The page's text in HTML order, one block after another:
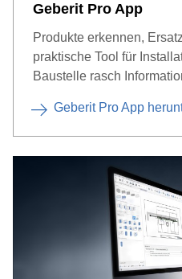
Geberit Pro App
Produkte erkennen,
praktische Tool für
Baustelle rasch
Geberit Pro App